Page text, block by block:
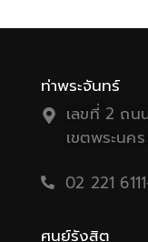
ท่าพระจันทร์
เลขที่ 2 ถน
เขตพระนค
02 221
ศูนย์รังสิต